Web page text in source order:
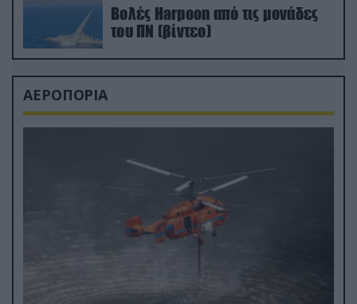
Βολές Harpoon από τις μονάδες
του ΠΝ (βίντεο)
ΑΕΡΟΠΟΡΙΑ